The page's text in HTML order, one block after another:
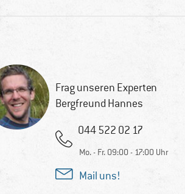
Frag unseren Experten
Bergfreund Hannes
044 522 02 17
Mo. - Fr. 09:00 - 17:00 Uhr
Mail uns!